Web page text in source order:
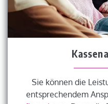
Sie können die
entsprechendem